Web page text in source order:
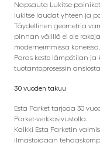
Napsauta Lukitse-
lukitse laudat yhteen ja
Täydellinen geometria
pinnan välillä ei ole
moderneimmissa koneissa.
Paras kesto lämpötilan
tuotantoprosessin
30 vuoden takuu
Esta Parket tarjoaa 30
Parket-verkkosivustolla.
Kaikki Esta Parketin
ilmastoidaan